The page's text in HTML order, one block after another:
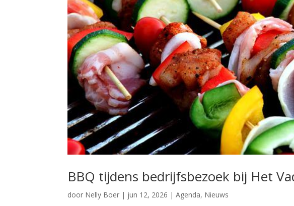
BBQ tijdens bedrijfsbezoek bij Het
door Nelly Boer | jun 12, 2026 |Agenda, Nieuws